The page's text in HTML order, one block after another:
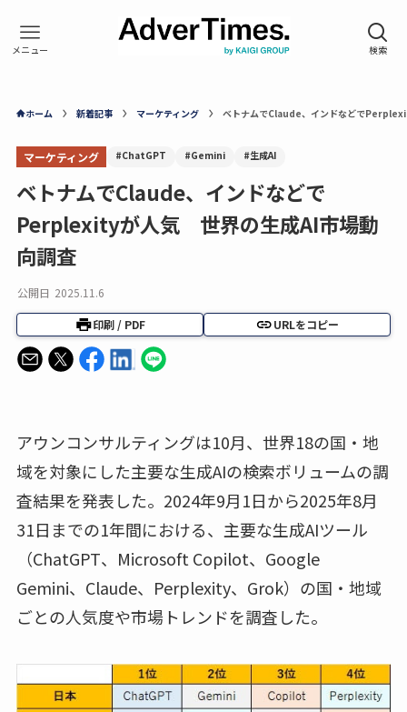
ホーム 新着記事 マーケティング ベトナムでClaude、インドなどで
マーケティング #ChatGPT #Gemini #生成AI
ベトナムでClaude、インドなどで
Perplexityが人気 世界の生成AI市場動
向調査
公開日 2025.11.6
印刷 / PDF URLをコピー
アウンコンサルティングは10月、世界18の国・地
域を対象にした主要な生成AIの検索ボリュームの調
査結果を発表した。2024年9月1日から2025年8月
31日までの1年間における、主要な生成AIツール
（ChatGPT、Microsoft Copilot、Google
Gemini、Claude、Perplexity、Grok）の国・地域
ごとの人気度や市場トレンドを調査した。